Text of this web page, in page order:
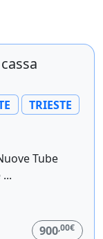
TRIESTE
Tube
900,00€